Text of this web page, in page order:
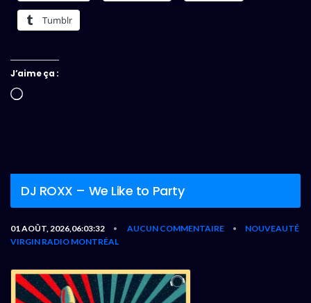
Tumblr
J’aime ça :
Chargement…
DJ ROXX – We Like to Party
01 AOÛT, 2026,06:03:32 • AUCUN COMMENTAIRE •
NOUVEAUTÉ
VIRGIN RADIO MONTRÉAL